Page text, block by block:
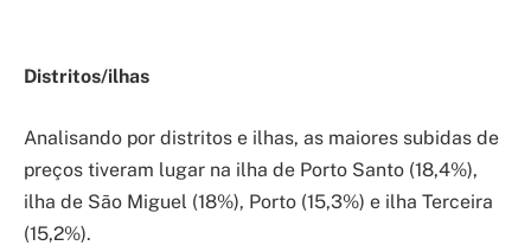
Distritos/ilhas
Analisando por distritos e ilhas, as maiores subidas de
preços tiveram lugar na ilha de Porto Santo (18,4%),
ilha de São Miguel (18%), Porto (15,3%) e ilha Terceira
(15,2%).